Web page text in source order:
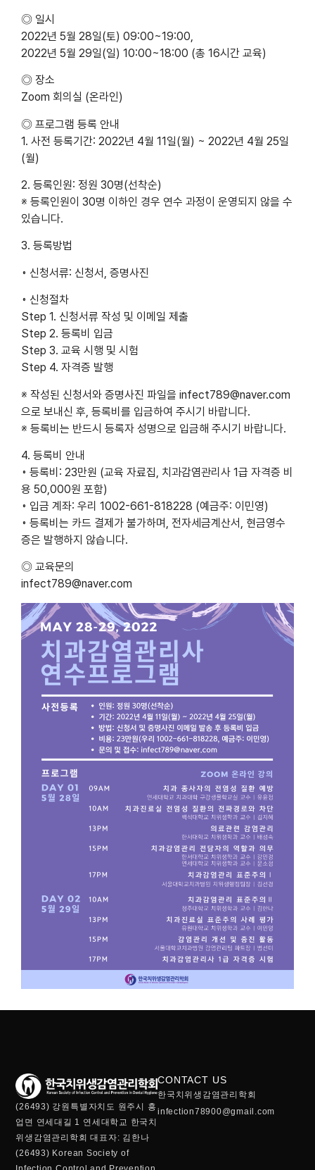
◎ 일시
2022년 5월 28일(토) 09:00~19:00,
2022년 5월 29일(일) 10:00~18:00 (총 16시간 교육)
◎ 장소
Zoom 회의실 (온라인)
◎ 프로그램 등록 안내
1. 사전 등록기간: 2022년 4월 11일(월) ~ 2022년 4월 25일
(월)
2. 등록인원: 정원 30명(선착순)
※ 등록인원이 30명 이하인 경우 연수 과정이 운영되지 않을 수
있습니다.
3. 등록방법
◦ 신청서류: 신청서, 증명사진
◦ 신청절차
Step 1. 신청서류 작성 및 이메일 제출
Step 2. 등록비 입금
Step 3. 교육 시행 및 시험
Step 4. 자격증 발행
※ 작성된 신청서와 증명사진 파일을 infect789@naver.com
으로 보내신 후, 등록비를 입금하여 주시기 바랍니다.
※ 등록비는 반드시 등록자 성명으로 입금해 주시기 바랍니다.
4. 등록비 안내
◦ 등록비: 23만원 (교육 자료집, 치과감염관리사 1급 자격증 비
용 50,000원 포함)
◦ 입금 계좌: 우리 1002-661-818228 (예금주: 이민영)
◦ 등록비는 카드 결제가 불가하며, 전자세금계산서, 현금영수
증은 발행하지 않습니다.
◎ 교육문의
infect789@naver.com
(26493) 강원특별자치도 원주시 흥
업면 연세대길 1 연세대학교 한국치
위생감염관리학회 대표자: 김한나
(26493) Korean Society of
CONTACT US
한국치위생감염관리학회
infection78900@gmail.com